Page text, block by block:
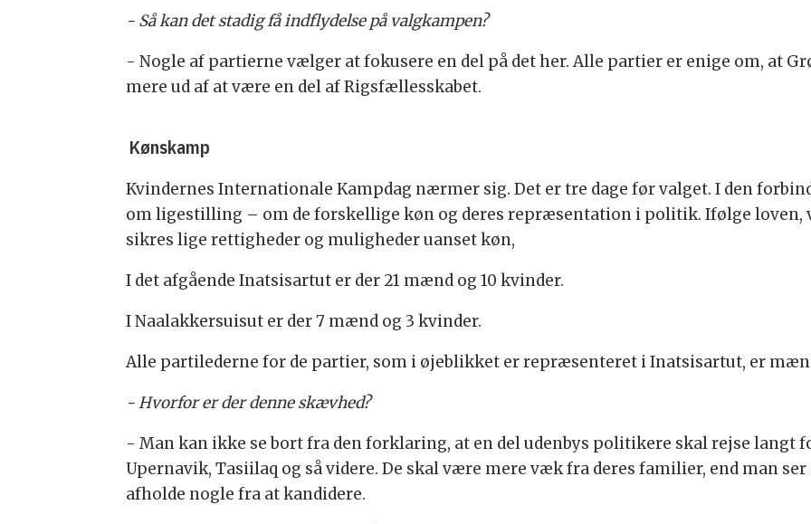
- Så kan det stadig få indflydelse på valgkampen?
- Nogle af partierne vælger at fokusere en del på det her. Alle partier er enige om, at
mere ud af at være en del af Rigsfællesskabet.
Kønskamp
Kvindernes Internationale Kampdag nærmer sig. Det er tre dage før valget. I den
om ligestilling – om de forskellige køn og deres repræsentation i politik. Ifølge loven,
sikres lige rettigheder og muligheder uanset køn,
I det afgående Inatsisartut er der 21 mænd og 10 kvinder.
I Naalakkersuisut er der 7 mænd og 3 kvinder.
Alle partilederne for de partier, som i øjeblikket er repræsenteret i Inatsisartut, er
- Hvorfor er der denne skævhed?
- Man kan ikke se bort fra den forklaring, at en del udenbys politikere skal rejse langt
Upernavik, Tasiilaq og så videre. De skal være mere væk fra deres familier, end man ser
afholde nogle fra at kandidere.